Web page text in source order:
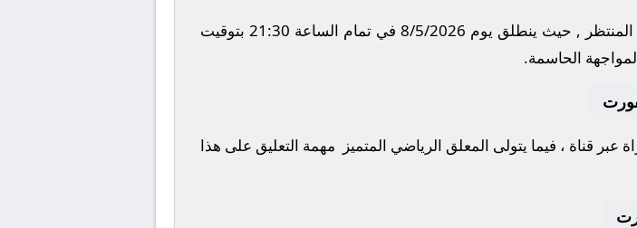
المنتظر , حيث ينطلق يوم 8/5/2026 في تمام الساعة 21:30 بتوقيت
الحاسمة.
عبر قناة ، فيما يتولى المعلق الرياضي المتميز
مهمة التعليق على هذا